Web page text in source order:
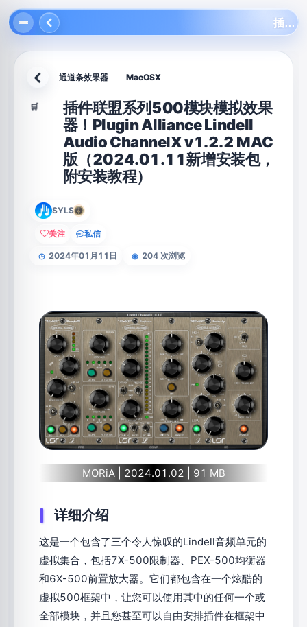
返回 通道条效果器 MacOSX
🛒
插件联盟系列500模块模拟效果
器！Plugin Alliance Lindell
Audio ChannelX v1.2.2 MAC
版（2024.01.11新增安装包，
附安装教程）
SYLS
关注 私信
◷ 2024年01月11日 ◉ 204 次浏览
MORiA | 2024.01.02 | 91 MB
详细介绍
这是一个包含了三个令人惊叹的Lindell音频单元的
虚拟集合，包括7X-500限制器、PEX-500均衡器
和6X-500前置放大器。它们都包含在一个炫酷的
虚拟500框架中，让您可以使用其中的任何一个或
全部模块，并且您甚至可以自由安排插件在框架中
插件联盟系列500模块模拟效果器！Plugin Alliance Lindell Audio ChannelX v1.2.2 MAC版（2024.01.11新增安装包，附安装教程）